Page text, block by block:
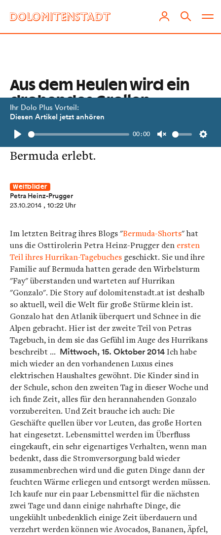
Ihr Dolo Plus Vorteil:
Diesen Artikel jetzt anhören
Play
00:00
Unmute
Aus dem Heulen wird ein
drohendes Grollen …
Petra Heinz-Prugger hat das Auge
des Hurrikans "Gonzalo" auf
Bermuda erlebt.
Weltbilder
Petra Heinz-Prugger
23.10.2014 , 10:22 Uhr
Im letzten Beitrag ihres Blogs "Bermuda-Shorts" hat
uns die Osttirolerin Petra Heinz-Prugger den ersten
Teil ihres Hurrikan-Tagebuches geschickt. Sie und ihre
Familie auf Bermuda hatten gerade den Wirbelsturm
"Fay" überstanden und warteten auf Hurrikan
"Gonzalo". Die Story auf dolomitenstadt.at ist deshalb
so aktuell, weil die Welt für große Stürme klein ist.
Gonzalo hat den Atlanik überquert und Schnee in die
Alpen gebracht. Hier ist der zweite Teil von Petras
Tagebuch, in dem sie das Gefühl im Auge des Hurrikans
beschreibt … Mittwoch, 15. Oktober 2014Ich habe
mich wieder an den vorhandenen Luxus eines
elektrischen Haushaltes gewöhnt. Die Kinder sind in
der Schule, schon den zweiten Tag in dieser Woche und
ich finde Zeit, alles für den herannahenden Gonzalo
vorzubereiten. Und Zeit brauche ich auch: Die
Geschäfte quellen über vor Leuten, das große Horten
hat eingesetzt. Lebensmittel werden im Überfluss
eingekauft, ein sehr eigenartiges Verhalten, wenn man
bedenkt, dass die Stromversorgung bald wieder
zusammenbrechen wird und die guten Dinge dann der
feuchten Wärme erliegen und entsorgt werden müssen.
Ich kaufe nur ein paar Lebensmittel für die nächsten
zwei Tage und dann einige nahrhafte Dinge, die
ungekühlt unbedenklich einige Zeit überdauern und
verzehrt werden können wie Avocados, Bananen, Äpfel,